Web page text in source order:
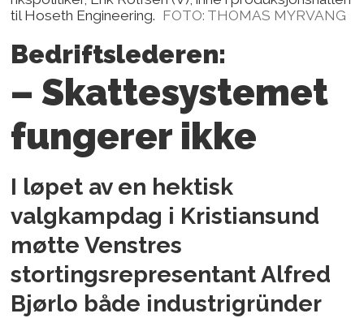
til Hoseth Engineering. FOTO: THOMAS MYRVANG
Bedriftslederen:
– Skattesystemet
fungerer ikke
I løpet av en hektisk
valgkampdag i Kristiansund
møtte Venstres
stortingsrepresentantAlfred
Bjørlo både industrigründer